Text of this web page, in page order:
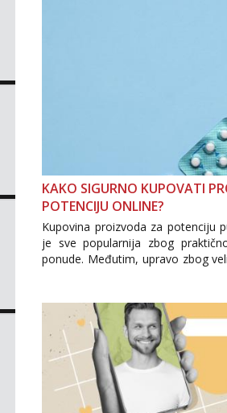
KAKO SIGURNO KUPOVATI
POTENCIJU ONLINE?
Kupovina proizvoda za potenciju
je sve popularnija zbog
ponude. Međutim, upravo zbog
se pojavljuju i brojni krivotvoreni
internetske trgovine te proizvodi